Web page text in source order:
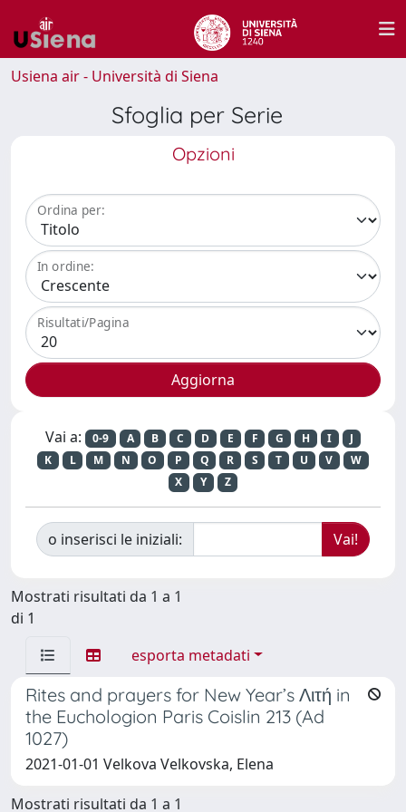
Usiena air - Università di Siena
Sfoglia per Serie
Opzioni
Ordina per:
In ordine:
Risultati/Pagina
Vai a: 0-9 A B C D E F G H I
J
K
L M N O P Q R S T U V
W
X
Y Z
o inserisci le iniziali:
Mostrati risultati da 1 a 1
di 1
esporta metadati
Rites and prayers for New Year’s Λιτή in
the Euchologion Paris Coislin 213 (Ad
1027)
2021-01-01 Velkova Velkovska, Elena
Mostrati risultati da 1 a 1